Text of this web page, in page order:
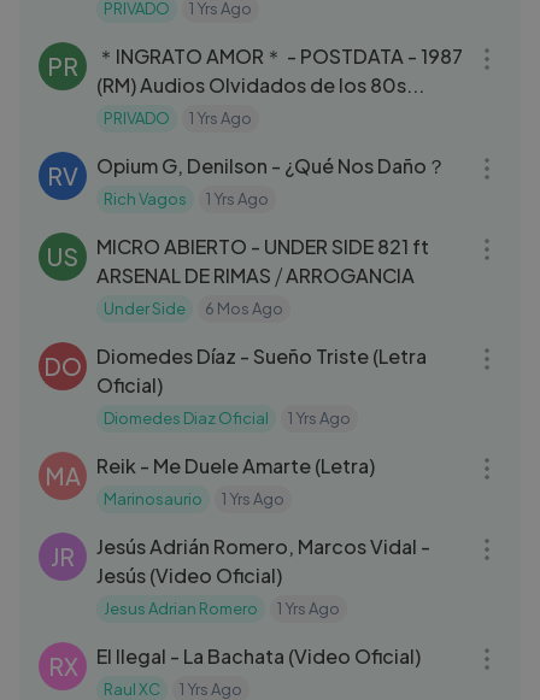
PRIVADO 1 Yrs Ago
PR
＊INGRATO AMOR＊ - POSTDATA - 1987
(RM) Audios Olvidados de los 80s...
PRIVADO 1 Yrs Ago
RV Opium G, Denilson - ¿Qué Nos Daño？
Rich Vagos 1 Yrs Ago
US
MICRO ABIERTO - UNDER SIDE 821 ft
ARSENAL DE RIMAS ⧸ ARROGANCIA
Under Side 6 Mos Ago
DO
Diomedes Díaz - Sueño Triste (Letra
Oficial)
Diomedes Diaz Oficial 1 Yrs Ago
MA Reik - Me Duele Amarte (Letra)
Marinosaurio 1 Yrs Ago
JR
Jesús Adrián Romero, Marcos Vidal -
Jesús (Video Oficial)
Jesus Adrian Romero 1 Yrs Ago
RX El Ilegal - La Bachata (Video Oficial)
Raul XC 1 Yrs Ago